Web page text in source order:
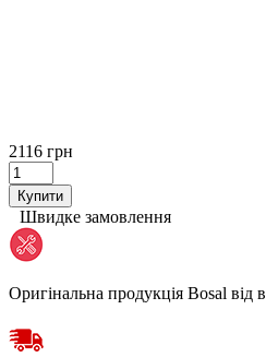
2116 грн
Купити
Швидке замовлення
Оригінальна продукція Bosal від